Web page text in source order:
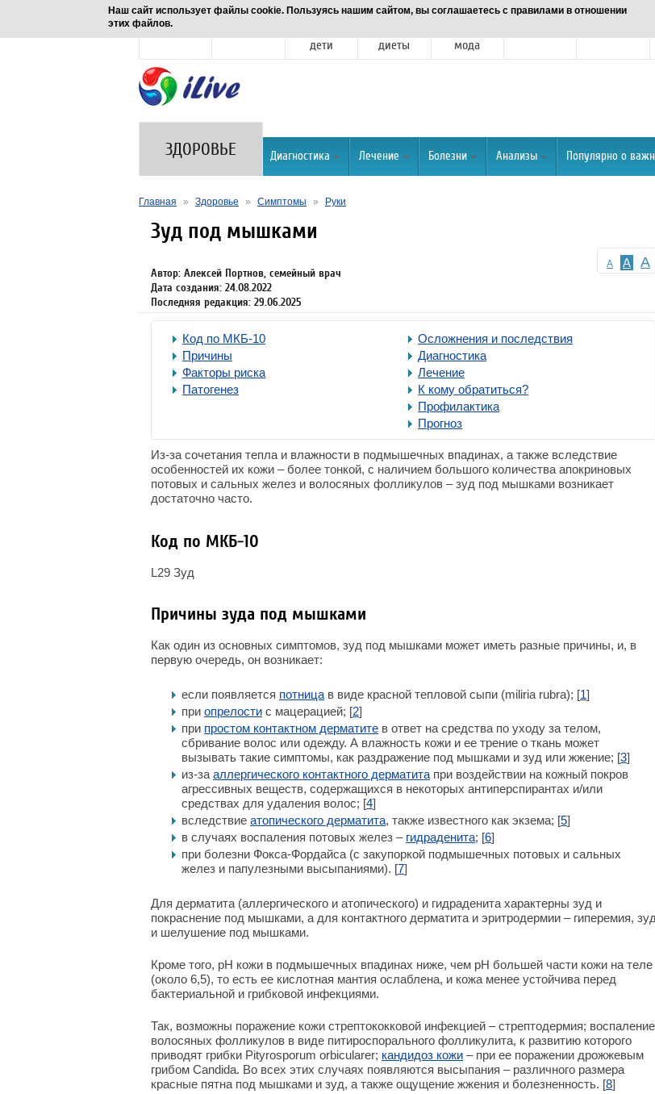
Наш сайт использует файлы cookie. Пользуясь нашим сайтом, вы соглашаетесь с правилами в отношении
этих файлов.Новости
дети
диеты
мода
ЗДОРОВЬЕ Диагностика Лечение Болезни Анализы Популярно о
Главная » Здоровье » Симптомы » Руки
A A A
Зуд под мышками
Автор: Алексей Портнов, семейный врач
Дата создания: 24.08.2022
Последняя редакция: 29.06.2025
Код по МКБ-10
Причины
Факторы риска
Патогенез
Осложнения и последствия
Диагностика
Лечение
К кому обратиться?
Профилактика
Прогноз
Из-за сочетания тепла и влажности в подмышечных впадинах, а также вследствие
особенностей их кожи – более тонкой, с наличием большого количества апокриновых
потовых и сальных желез и волосяных фолликулов – зуд под мышками возникает
достаточно часто.
Код по МКБ-10
L29 Зуд
Причины зуда под мышками
Как один из основных симптомов, зуд под мышками может иметь разные причины, и, в
первую очередь, он возникает:
если появляется потница в виде красной тепловой сыпи (miliria rubra); [1]
при опрелости с мацерацией; [2]
при простом контактном дерматите в ответ на средства по уходу за телом,
сбривание волос или одежду. А влажность кожи и ее трение о ткань может
вызывать такие симптомы, как раздражение под мышками и зуд или жжение; [3]
из-за аллергического контактного дерматита при воздействии на кожный покров
агрессивных веществ, содержащихся в некоторых антиперспирантах и/или
средствах для удаления волос; [4]
вследствие атопического дерматита, также известного как экзема; [5]
в случаях воспаления потовых желез – гидраденита; [6]
при болезни Фокса-Фордайса (с закупоркой подмышечных потовых и сальных
желез и папулезными высыпаниями). [7]
Для дерматита (аллергического и атопического) и гидраденита характерны зуд и
покраснение под мышками, а для контактного дерматита и эритродермии – гиперемия, зуд
и шелушение под мышками.
Кроме того, pH кожи в подмышечных впадинах ниже, чем pH большей части кожи на теле
(около 6,5), то есть ее кислотная мантия ослаблена, и кожа менее устойчива перед
бактериальной и грибковой инфекциями.
Так, возможны поражение кожи стрептококковой инфекцией – стрептодермия; воспаление
волосяных фолликулов в виде питироспорального фолликулита, к развитию которого
приводят грибки Pityrosporum orbicularer; кандидоз кожи – при ее поражении дрожжевым
грибом Candida. Во всех этих случаях появляются высыпания – различного размера
красные пятна под мышками и зуд, а также ощущение жжения и болезненность. [8]